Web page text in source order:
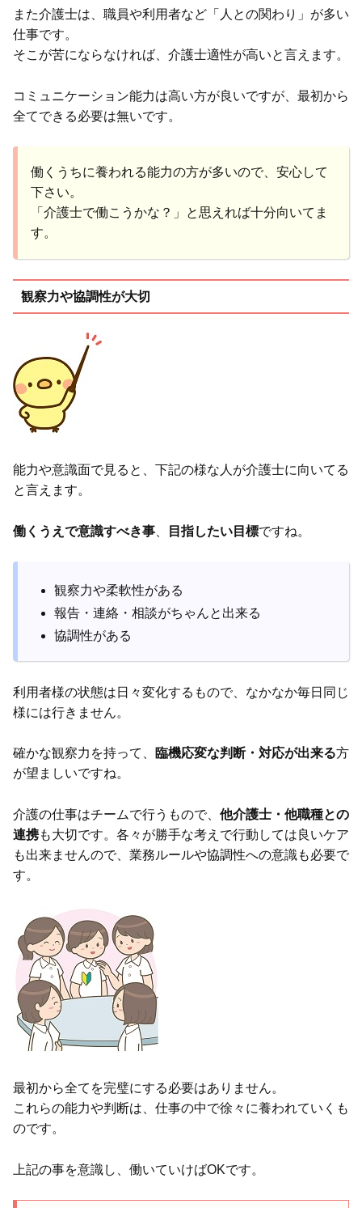
また介護士は、職員や利用者など「人との関わり」が多い
仕事です。
そこが苦にならなければ、介護士適性が高いと言えます。
コミュニケーション能力は高い方が良いですが、最初から
全てできる必要は無いです。
働くうちに養われる能力の方が多いので、安心して
下さい。
「介護士で働こうかな？」と思えれば十分向いてま
す。
観察力や協調性が大切
能力や意識面で見ると、下記の様な人が介護士に向いてる
と言えます。
働くうえで意識すべき事 目指したい目標ですね。
観察力や柔軟性がある
報告・連絡・相談がちゃんと出来る
協調性がある
利用者様の状態は日々変化するもので、なかなか毎日同じ
様には行きません。
確かな観察力を持って、 臨機応変な判断・対応が出来る方
が望ましいですね。
介護の仕事はチームで行うもので、 他介護士・他職種との
連携も大切です。各々が勝手な考えで行動しては良いケア
も出来ませんので、業務ルールや協調性への意識も必要で
す。
最初から全てを完璧にする必要はありません。
これらの能力や判断は、仕事の中で徐々に養われていくも
のです。
上記の事を意識し、働いていけばOKです。